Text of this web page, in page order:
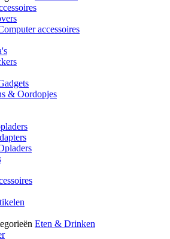
accessoires
& Oordopjes
Eten & Drinken